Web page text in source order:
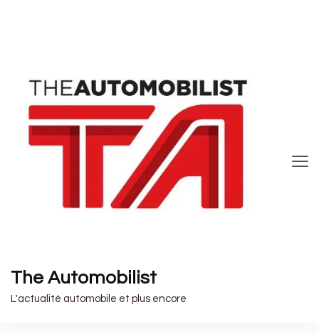
The Automobilist
L'actualité automobile et plus encore